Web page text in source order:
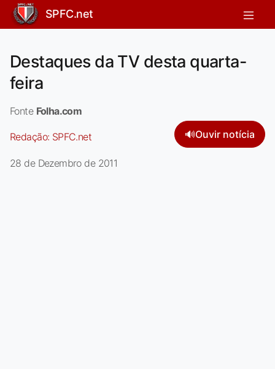
SPFC.net
Destaques da TV desta quarta-
feira
Fonte Folha.com
Redação: SPFC.net 🔊Ouvir notícia
28 de Dezembro de 2011